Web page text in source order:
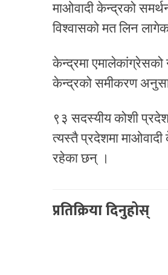
माओवादी केन्द्रको
विश्वासको मत लिन
केन्द्रमा
केन्द्रको समीकरण
९३ सदस्यीय कोशी
त्यस्तै प्रदेशमा
रहेका छन् ।
प्रतिक्रिया दिनुहोस्